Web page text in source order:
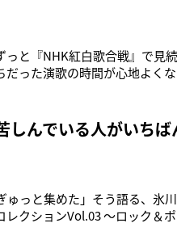
っと『NHK紅白歌合戦』で
だった演歌の時間が心地よく
現場に行ってきました」こう
回 年忘れ
しんでいる人がいちば
ゅっと集めた」そう語る、氷
レクションVol.03 ～ロック＆